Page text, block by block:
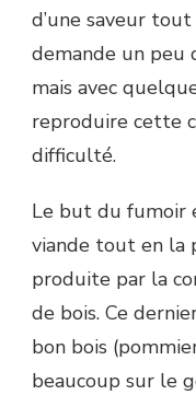
d’une saveur
demande un peu
mais avec
reproduire cette
difficulté.
Le but du fumoir
viande tout en la
produite par la
de bois. Ce
bon bois
beaucoup sur le